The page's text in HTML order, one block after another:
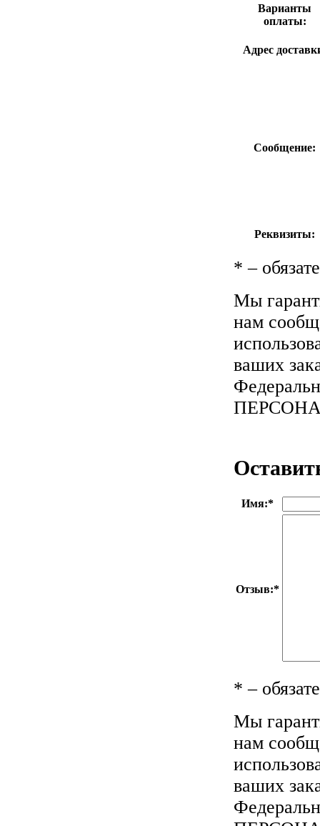
Варианты
оплаты:
Адрес
Сообщение:
Реквизиты:
* –
Мы
нам
ваших
Имя:*
Отзыв:*
* –
Мы
нам
ваших